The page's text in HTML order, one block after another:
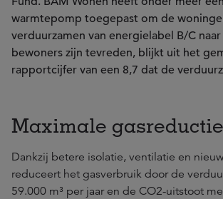
warmtepomp toegepast om de
verduurzamen van energielabel B/C
bewoners zijn tevreden, blijkt uit het
rapportcijfer van een 8,7 dat de
Maximale gasreductie
Dankzij betere isolatie, ventilatie en
reduceert het gasverbruik door de
59.000 m³ per jaar en de CO2-uitstoot